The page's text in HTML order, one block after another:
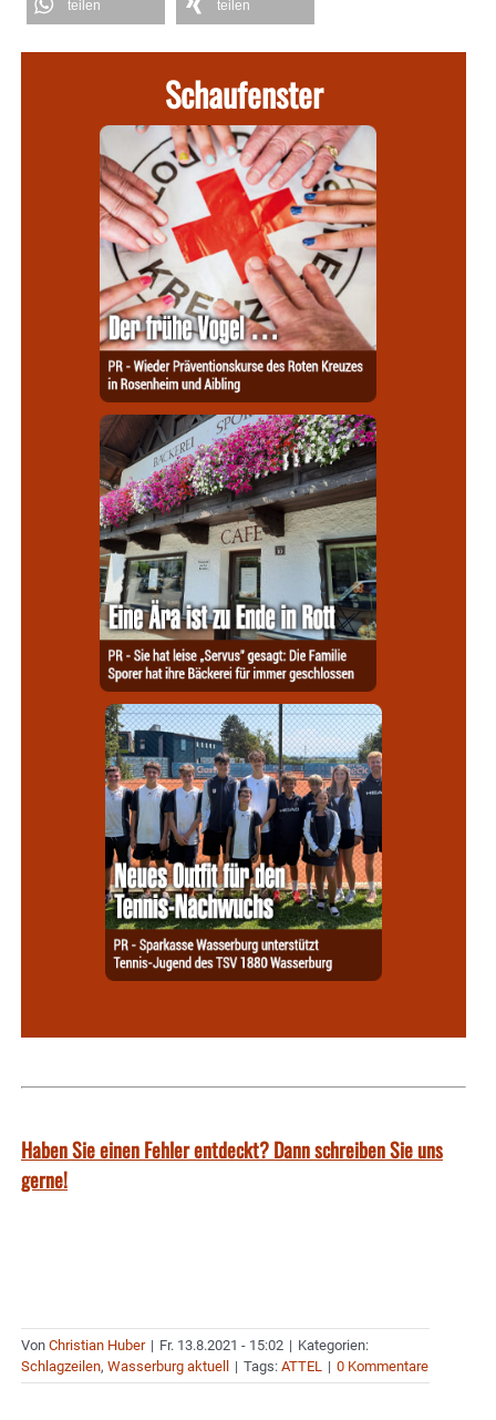
teilen teilen
Schaufenster
Haben Sie einen Fehler entdeckt? Dann schreiben Sie uns
gerne!
Von Christian Huber | Fr. 13.8.2021 - 15:02 | Kategorien:
Schlagzeilen, Wasserburg aktuell | Tags: ATTEL | 0 Kommentare